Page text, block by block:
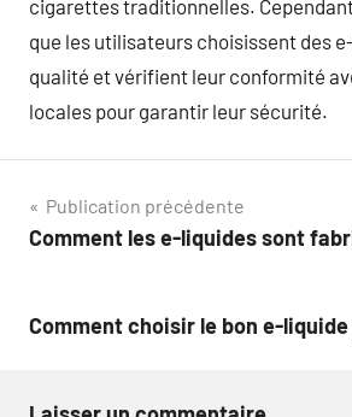
cigarettes traditionnelles.
que les utilisateurs choisissent des
qualité et vérifient leur conformité
locales pour garantir leur sécurité.
Navigation
de
Publication précédente
Comment les e-liquides sont
Comment choisir le bon e-